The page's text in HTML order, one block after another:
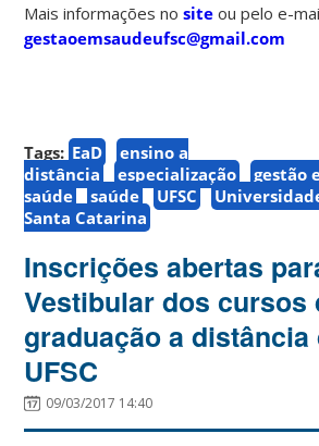
Mais informações nosite ou pelo e-
gestaoemsaudeufsc@gmail.com
Tags: EaD
ensino a
distância
especialização
gestão
saúde
saúde UFSC
Santa Catarina
Inscrições abertas
Vestibular dos cursos
graduação a distância
UFSC
09/03/2017 14:40